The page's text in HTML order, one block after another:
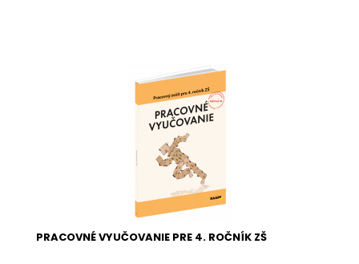
PRACOVNÉ VYUČOVANIE PRE 4. ROČNÍK ZŠ